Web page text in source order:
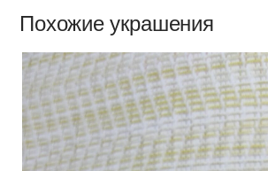
Похожие украшения